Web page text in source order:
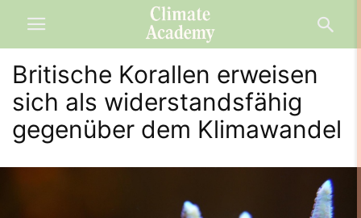
Britische Korallen erweisen
sich als widerstandsfähig
gegenüber dem Klimawandel